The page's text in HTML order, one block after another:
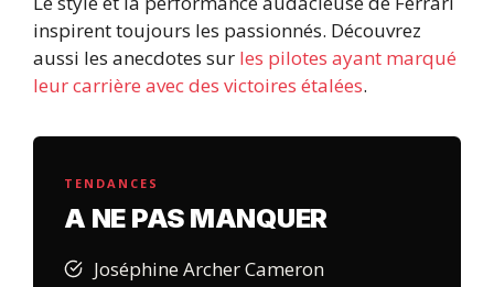
inspirent toujours les passionnés. Découvrez
aussi les anecdotes sur les pilotes ayant marqué
leur carrière avec des victoires étalées.
TENDANCES
A NE PAS MANQUER
Joséphine Archer Cameron